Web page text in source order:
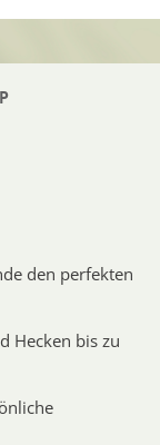
den perfekten
Hecken bis zu